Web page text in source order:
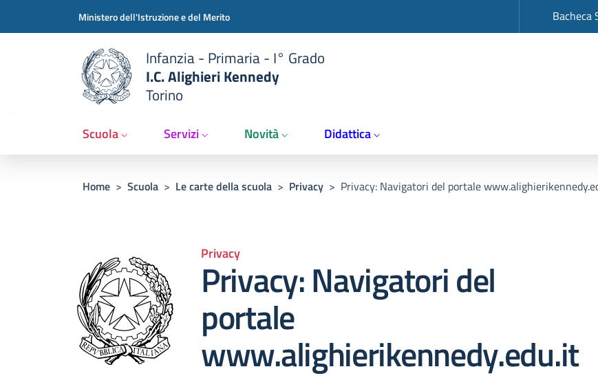
Ministero dell'Istruzione e del MeritoSlim top Bacheca
Infanzia - Primaria - I° Grado
I.C. Alighieri Kennedy
Torino
Scuola Servizi Novità Didattica
Briciole di pane
Home > Scuola > Le carte della scuola > Privacy > Privacy: Navigatori del portale
Privacy
Privacy: Navigatori del
portale
www.alighierikennedy.edu.it